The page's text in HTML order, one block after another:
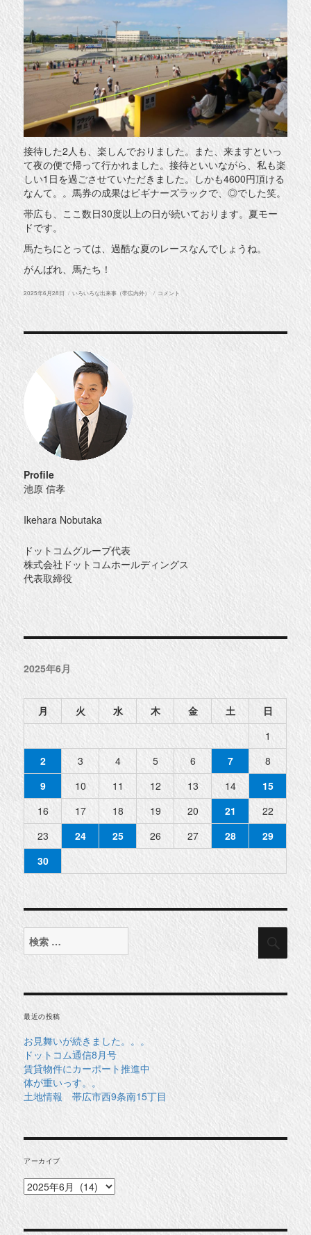
接待した2人も、楽しんでおりました。また、来ますといっ
て夜の便で帰って行かれました。接待といいながら、私も楽
しい1日を過ごさせていただきました。しかも4600円頂ける
なんて。。馬券の成果はビギナーズラックで、◎でした笑。
帯広も、ここ数日30度以上の日が続いております。夏モー
ドです。
馬たちにとっては、過酷な夏のレースなんでしょうね。
がんばれ、馬たち！
投
2025年6月28日
カ
いろいろな出来事（帯広内外）
ば
コメント
Profile
池原 信孝
Ikehara Nobutaka
ドットコムグループ代表
株式会社ドットコムホールディングス
代表取締役
2025年6月
月 火 水 木 金 土
日
1
2
3 4 5 6 7
8
9
10 11 12 13 14
15
16
17 18 19 20 21
22
23
24 25 26 27 28
29
30
検
索
最近の投稿
お見舞いが続きました。。。
ドットコム通信8月号
賃貸物件にカーポート推進中
体が重いっす。。
土地情報 帯広市西9条南15丁目
アーカイブ
ア
ー
カ
イ